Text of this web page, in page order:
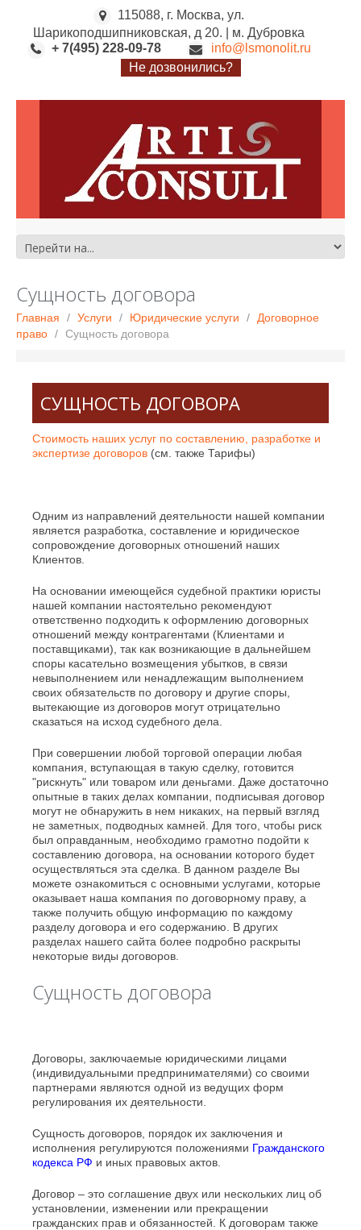
115088, г. Москва, ул.
Шарикоподшипниковская, д 20. | м. Дубровка
+ 7(495) 228-09-78
info@lsmonolit.ru
Не дозвонились?
Сущность договора
Главная Услуги Юридические услуги
Договорное
право
Сущность договора
СУЩНОСТЬ ДОГОВОРА
Стоимость наших услуг по составлению, разработке и
экспертизе договоров (см. также Тарифы)
Одним из направлений деятельности нашей компании
является разработка, составление и юридическое
сопровождение договорных отношений наших
Клиентов.
На основании имеющейся судебной практики юристы
нашей компании настоятельно рекомендуют
ответственно подходить к оформлению договорных
отношений между контрагентами (Клиентами и
поставщиками), так как возникающие в дальнейшем
споры касательно возмещения убытков, в связи
невыполнением или ненадлежащим выполнением
своих обязательств по договору и другие споры,
вытекающие из договоров могут отрицательно
сказаться на исход судебного дела.
При совершении любой торговой операции любая
компания, вступающая в такую сделку, готовится
"рискнуть" или товаром или деньгами. Даже достаточно
опытные в таких делах компании, подписывая договор
могут не обнаружить в нем никаких, на первый взгляд
не заметных, подводных камней. Для того, чтобы риск
был оправданным, необходимо грамотно подойти к
составлению договора, на основании которого будет
осуществляться эта сделка. В данном разделе Вы
можете ознакомиться с основными услугами, которые
оказывает наша компания по договорному праву, а
также получить общую информацию по каждому
разделу договора и его содержанию. В других
разделах нашего сайта более подробно раскрыты
некоторые виды договоров.
Сущность договора
Договоры, заключаемые юридическими лицами
(индивидуальными предпринимателями) со своими
партнерами являются одной из ведущих форм
регулирования их деятельности.
Сущность договоров, порядок их заключения и
исполнения регулируются положениями Гражданского
кодекса РФ и иных правовых актов.
Договор – это соглашение двух или нескольких лиц об
установлении, изменении или прекращении
гражданских прав и обязанностей. К договорам также